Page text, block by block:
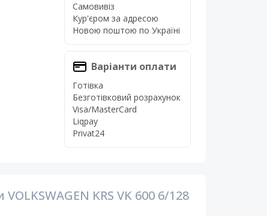
Самовивіз
Кур'єром за адресою
Новою поштою по Україні
Варіанти оплати
Готівка
Безготівковий розрахунок
Visa/MasterCard
Liqpay
Privat24
KRS VK 600 6/128